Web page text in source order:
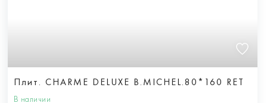
Плит. CHARME DELUXE B.MICHEL.80*160 RET
В наличии